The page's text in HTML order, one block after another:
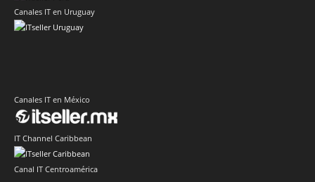
Canales IT en Uruguay
Canales IT en México
IT Channel Caribbean
Canal IT Centroamérica